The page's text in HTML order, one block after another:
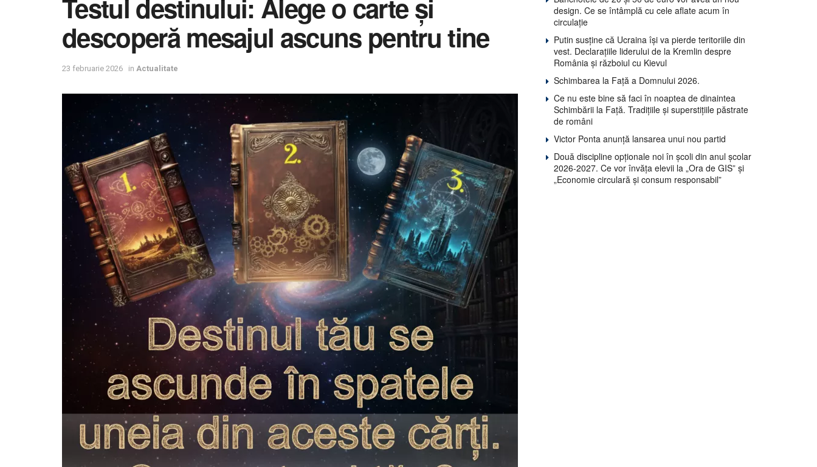
Testul destinului: Alege o carte și
descoperă mesajul ascuns pentru tine
23 februarie 2026 in Actualitate
design. Ce se întâmplă cu cele aflate acum în
circulație
Putin susține că Ucraina își va pierde teritoriile din
vest. Declarațiile liderului de la Kremlin despre
România și războiul cu Kievul
Schimbarea la Față a Domnului 2026.
Ce nu este bine să faci în noaptea de dinaintea
Schimbării la Față. Tradițiile și superstițiile păstrate
de români
Victor Ponta anunță lansarea unui nou partid
Două discipline opționale noi în școli din anul școlar
2026-2027. Ce vor învăța elevii la „Ora de GIS” și
„Economie circulară și consum responsabil”